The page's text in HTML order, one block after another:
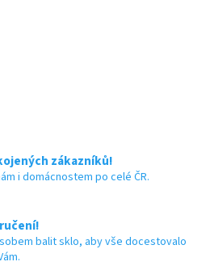
zákazníků!
i domácnostem po celé ČR.
balit sklo, aby vše docestovalo